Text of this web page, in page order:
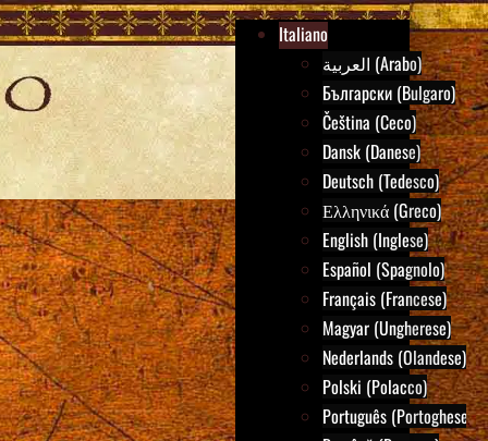
Italiano
العربية (Arabo)
Български (Bulgaro)
Čeština (Ceco)
Dansk (Danese)
Deutsch (Tedesco)
Ελληνικά (Greco)
English (Inglese)
Español (Spagnolo)
Français (Francese)
Magyar (Ungherese)
Nederlands (Olandese)
Polski (Polacco)
Português (Portoghese)